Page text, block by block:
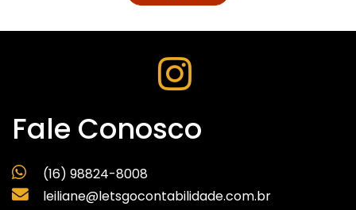
Fale Conosco
(16) 98824-8008
leiliane@letsgocontabilidade.com.br